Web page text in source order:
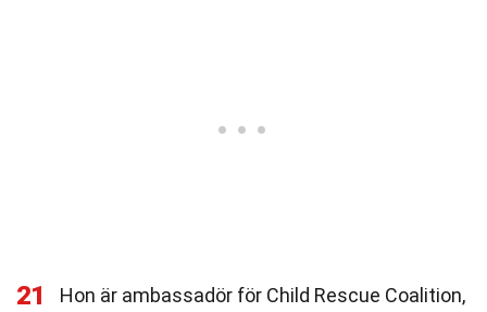
21
Hon är ambassadör för Child Rescue Coalition,